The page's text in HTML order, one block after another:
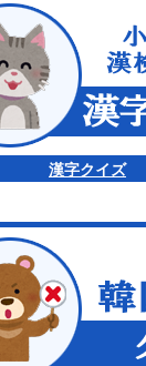
漢字クイズ